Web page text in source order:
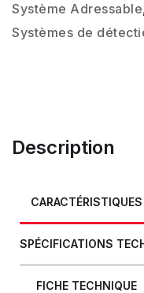
Système Adressable
Systèmes de
Description
CARACTÉRISTIQUES
SPÉCIFICATIONS
FICHE TECHNIQUE